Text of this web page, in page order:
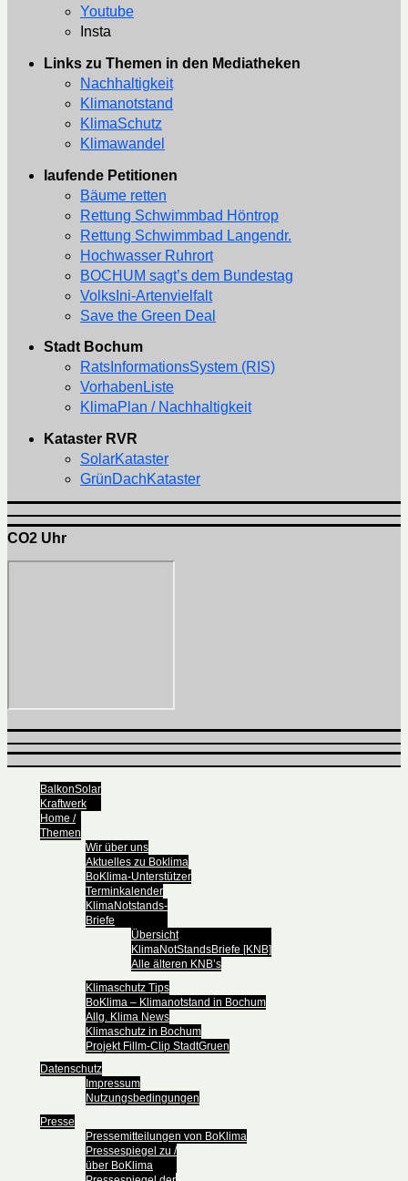
Youtube
Insta
Links zu Themen in den Mediatheken
Nachhaltigkeit
Klimanotstand
KlimaSchutz
Klimawandel
laufende Petitionen
Bäume retten
Rettung Schwimmbad Höntrop
Rettung Schwimmbad Langendr.
Hochwasser Ruhrort
BOCHUM sagt’s dem Bundestag
VolksIni-Artenvielfalt
Save the Green Deal
Stadt Bochum
RatsInformationsSystem (RIS)
VorhabenListe
KlimaPlan / Nachhaltigkeit
Kataster RVR
SolarKataster
GrünDachKataster
CO2 Uhr
BalkonSolar
Kraftwerk
Home /
Themen
Wir über uns
Aktuelles zu Boklima
BoKlima-Unterstützer
Terminkalender
KlimaNotstands-
Briefe
Übersicht
KlimaNotStandsBriefe [KNB]
Alle älteren KNB’s
Klimaschutz Tips
BoKlima – Klimanotstand in Bochum
Allg. Klima News
Klimaschutz in Bochum
Projekt Fillm-Clip StadtGruen
Datenschutz
Impressum
Nutzungsbedingungen
Presse
Pressemitteilungen von BoKlima
Pressespiegel zu /
über BoKlima